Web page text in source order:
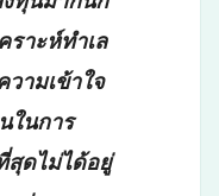
ราะห์ทำเล
วามเข้าใจ
ในการ
สุดไม่ได้อยู่